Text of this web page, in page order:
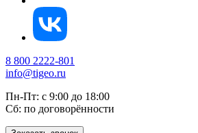
8 800 2222-801
info@tigeo.ru
Пн-Пт: с 9:00 до 18:00
Сб: по договорённости